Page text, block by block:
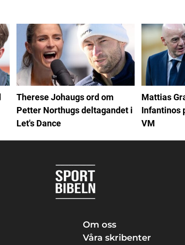
Therese Johaugs ord om
Petter Northugs deltagandet i
Let's Dance
Mattias
Infantinos
VM
Om oss
Våra skribenter